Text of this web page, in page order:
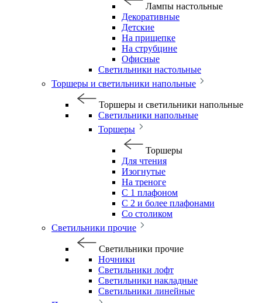
Лампы настольные
Декоративные
Детские
На прищепке
На струбцине
Офисные
Светильники настольные
Торшеры и светильники напольные
Торшеры и светильники напольные
Светильники напольные
Торшеры
Торшеры
Для чтения
Изогнутые
На треноге
С 1 плафоном
С 2 и более плафонами
Со столиком
Светильники прочие
Светильники прочие
Ночники
Светильники лофт
Светильники накладные
Светильники линейные